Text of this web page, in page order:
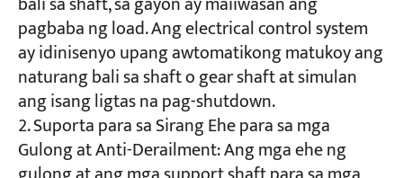
pagbaba ng load. Ang electrical control system
ay idinisenyo upang awtomatikong matukoy ang
naturang bali sa shaft o gear shaft at simulan
ang isang ligtas na pag-shutdown.
Suporta para sa Sirang Ehe para sa mga
Gulong at Anti-Derailment: Ang mga ehe ng